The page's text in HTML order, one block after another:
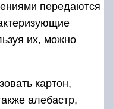
передаются
их, можно
картон,
алебастр,